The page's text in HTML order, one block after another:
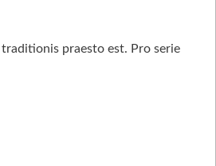
praesto est. Pro serie